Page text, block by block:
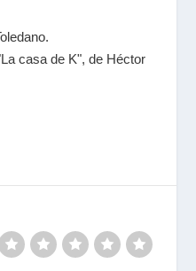
casa de K", de Héctor